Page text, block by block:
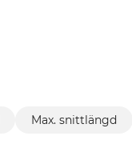
Max. snittlängd